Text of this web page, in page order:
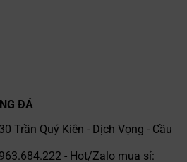
ĐÁ
Trần Quý Kiên - Dịch Vọng - Cầu
- Hot/Zalo mua sỉ: